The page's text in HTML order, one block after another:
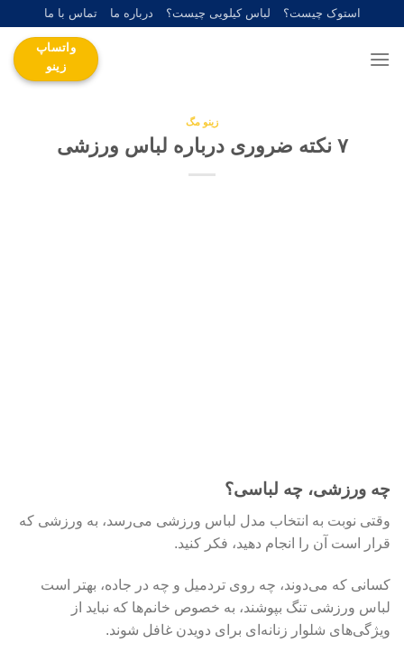
content
استوک چیست؟ لباس کیلویی چیست؟ درباره ما تماس با ما
واتساپ
زینو
زینو مگ
۷ نکته ضروری درباره لباس ورزشی
چه ورزشی، چه لباسی؟
وقتی نوبت به انتخاب مدل لباس ورزشی می‌رسد، به ورزشی که
قرار است آن را انجام دهید، فکر کنید.
کسانی که می‌دوند، چه روی تردمیل و چه در جاده، بهتر است
لباس ورزشی تنگ بپوشند، به خصوص خانم‌ها که نباید از
ویژگی‌های شلوار زنانه‌ای برای دویدن غافل شوند.